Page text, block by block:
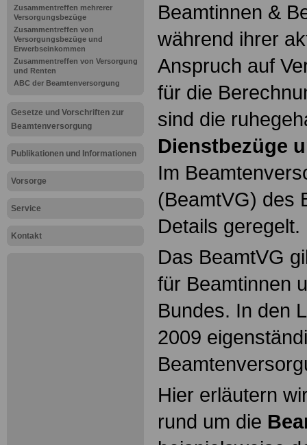
Zusammentreffen mehrerer
Versorgungsbezüge
Zusammentreffen von
Versorgungsbezüge und
Erwerbseinkommen
Zusammentreffen von Versorgung
und Renten
ABC der Beamtenversorgung
Gesetze und Vorschriften zur
Beamtenversorgung
Publikationen und Informationen
Vorsorge
Service
Kontakt
Beamtinnen &
während ihrer
Anspruch auf
für die
sind die
Dienstbezüge
Im
(BeamtVG) des
Details geregelt.
Das BeamtVG
für Beamtinnen
Bundes. In den
2009
Hier erläutern
rund um die